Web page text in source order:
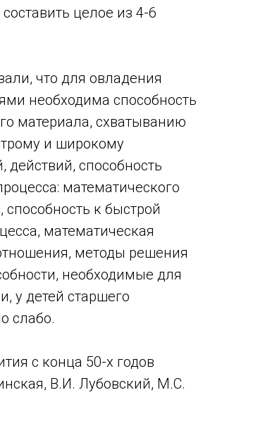
целое из 4-6
что для овладения
необходима способность
материала, схватыванию
и широкому
способность
математического
к быстрой
математическая
методы решения
необходимые для
у детей старшего
слабо.
с конца 50-х годов
В.И. Лубовский, М.С.